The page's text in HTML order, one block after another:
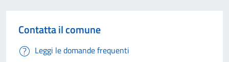
Contatta il comune
Leggi le domande frequenti